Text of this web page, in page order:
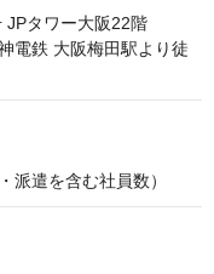
JPタワー大阪22階
電鉄 大阪梅田駅より徒